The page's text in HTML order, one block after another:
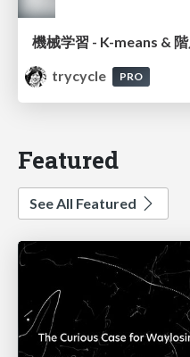
機械学習 - K-means &
trycycle
PRO
Featured
See All Featured